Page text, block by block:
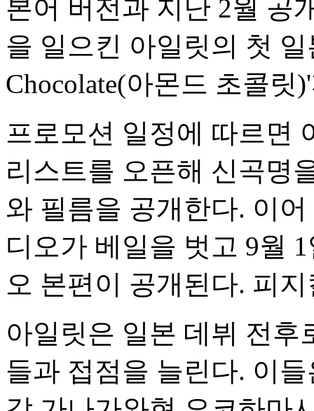
본어 버전과 지난 2월 공
을 일으킨 아일릿의 첫
Chocolate(아몬드 초콜
프로모션 일정에 따르면
리스트를 오픈해 신곡명
와 필름을 공개한다. 이
디오가 베일을 벗고 9월
오 본편이 공개된다. 피
아일릿은 일본 데뷔 전후
들과 접점을 늘린다. 이